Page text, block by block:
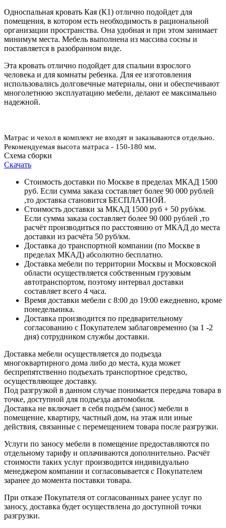
Односпальная кровать Кая (К1) отлично подойдет для
помещения, в котором есть необходимость в рациональной
организации пространства. Она удобная и при этом занимает
минимум места. Мебель выполнена из массива сосны и
поставляется в разобранном виде.
Эта кровать отлично подойдет для спальни взрослого
человека и для комнаты ребенка. Для ее изготовления
использовались долговечные материалы, они и обеспечивают
многолетнюю эксплуатацию мебели, делают ее максимально
надежной.
Матрас и чехол в комплект не входят и заказываются отдельно.
Рекомендуемая высота матраса - 150-180 мм.
Схема сборки
Скачать
Стоимость доставки по Москве в пределах МКАД 1500
руб. Если сумма заказа составляет более 90 000 рублей
,то доставка становится БЕСПЛАТНОЙ.
Стоимость доставки за МКАД 1500 руб + 50 руб/км.
Если сумма заказа составляет более 90 000 рублей ,то
расчёт производиться по расстоянию от МКАД до места
доставки из расчёта 50 руб/км.
Доставка до транспортной компании (по Москве в
пределах МКАД) абсолютно бесплатно.
Доставка мебели по территории Москвы и Московской
области осуществляется собственным грузовым
автотранспортом, поэтому интервал доставки
составляет всего 4 часа.
Время доставки мебели с 8:00 до 19:00 ежедневно, кроме
понедельника.
Доставка производится по предварительному
согласованию с Покупателем заблаговременно (за 1 -2
дня) сотрудником службы доставки.
Доставка мебели осуществляется до подъезда
многоквартирного дома либо до места, куда может
беспрепятственно подъехать транспортное средство,
осуществляющее доставку.
Под разгрузкой в данном случае понимается передача товара в
точке, доступной для подъезда автомобиля.
Доставка не включает в себя подъём (занос) мебели в
помещение, квартиру, частный дом, на этаж или иные
действия, связанные с перемещением товара после разгрузки.
Услуги по заносу мебели в помещение предоставляются по
отдельному тарифу и оплачиваются дополнительно. Расчёт
стоимости таких услуг производится индивидуально
менеджером компании и согласовывается с Покупателем
заранее до момента поставки товара.
При отказе Покупателя от согласованных ранее услуг по
заносу, доставка будет осуществлена до доступной точки
разгрузки.